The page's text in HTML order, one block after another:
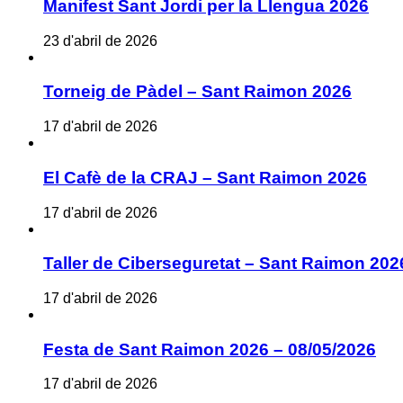
Manifest Sant Jordi per la Llengua 2026
23 d'abril de 2026
Torneig de Pàdel – Sant Raimon 2026
17 d'abril de 2026
El Cafè de la CRAJ – Sant Raimon 2026
17 d'abril de 2026
Taller de Ciberseguretat – Sant Raimon
17 d'abril de 2026
Festa de Sant Raimon 2026 – 08/05/2026
17 d'abril de 2026